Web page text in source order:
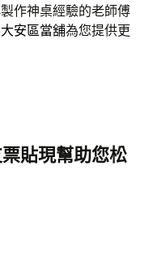
作神桌經驗的老師傅
大安區當舖為您提供更
貼現幫助您松